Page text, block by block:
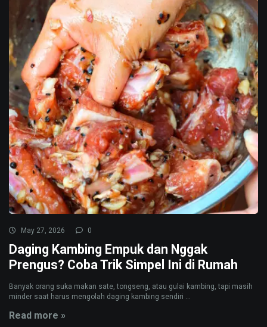
May 27, 2026 0
Daging Kambing Empuk dan Nggak
Prengus? Coba Trik Simpel Ini di Rumah
Banyak orang suka makan sate, tongseng, atau gulai kambing, tapi masih
minder saat harus mengolah daging kambing sendiri ...
Read more »